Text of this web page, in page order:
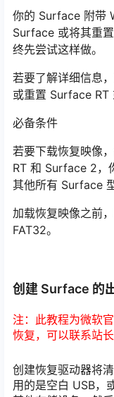
你的 Surface 附带
Surface 或将其重
终先尝试这样做。
若要了解详细信息
或重置 Surface RT
必备条件
若要下载恢复映像
RT 和 Surface 2，
其他所有 Surface
加载恢复映像之前
FAT32。
创建 Surface 的
注：此教程为微软
恢复，可以联系站
创建恢复驱动器将
用的是空白 USB，